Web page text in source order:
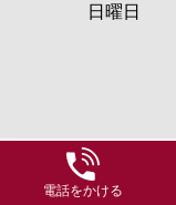
日曜日
電話をかける